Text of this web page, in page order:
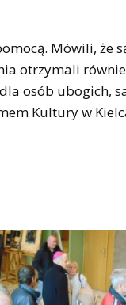
Mówili, że
otrzymali
osób ubogich,
Kultury w